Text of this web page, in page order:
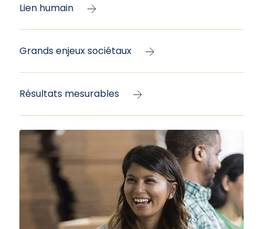
Lien humain
Grands enjeux sociétaux
Résultats mesurables